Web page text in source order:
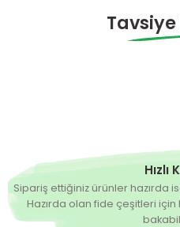
Hazırda Yok
Seyhan F1 Oturak Tarla Hıyarı
0,00 TL
Hızlı
Sipariş ettiğiniz ürünler hazırda
Hazırda olan fide çeşitleri için